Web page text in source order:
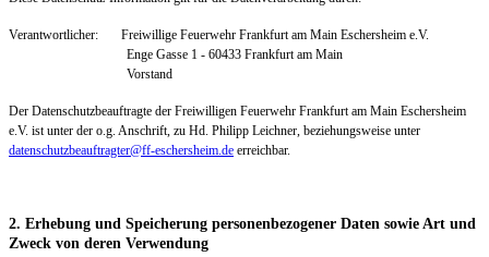
Verantwortlicher: Freiwillige Feuerwehr Frankfurt am Main Eschersheim e.V.
Enge Gasse 1 - 60433 Frankfurt am Main
Vorstand
Der Datenschutzbeauftragte der Freiwilligen Feuerwehr Frankfurt am Main Eschersheim
e.V. ist unter der o.g. Anschrift, zu Hd. Philipp Leichner, beziehungsweise unter
datenschutzbeauftragter@ff-eschersheim.de erreichbar.
2. Erhebung und Speicherung personenbezogener Daten sowie Art und
Zweck von deren Verwendung